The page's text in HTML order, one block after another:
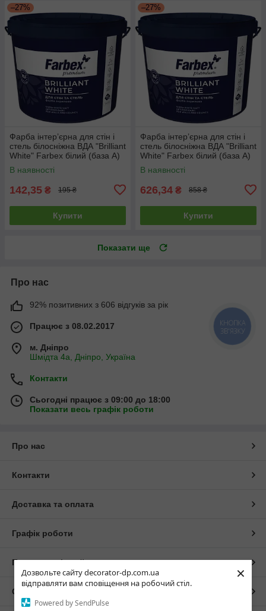
Дозвольте сайту decorator-dp.com.ua
відправляти вам сповіщення на робочий стіл.
Powered by SendPulse
×
–27%
Фарба інтер’єрна для стін і
стель білосніжна ВДА "Brilliant
White" Farbex білий (база А)
1.4 кг
В наявності
142,35 ₴ 195 ₴
Купити
–27%
Фарба інтер’єрна для стін і
стель білосніжна ВДА "Brilliant
White" Farbex білий (база А)
7 кг
В наявності
626,34 ₴ 858 ₴
Купити
Показати ще
Про нас
92% позитивних з 606 відгуків за рік
Працює з 08.02.2017
м. Дніпро
Шмідта 4а, Дніпро, Україна
Контакти
Сьогодні працює з 09:00 до 18:00
Показати весь графік роботи
Про нас
Контакти
Доставка та оплата
Графік роботи
Повна версія сайту
Сайт створено на маркетплейсі
КНОПКА
ЗВ'ЯЗКУ